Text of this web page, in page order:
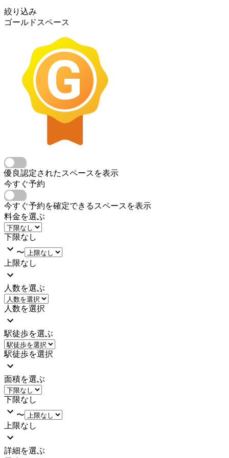
絞り込み
ゴールドスペース
優良認定されたスペースを表示
今すぐ予約
今すぐ予約を確定できるスペースを表示
料金を選ぶ
下限なし
〜
上限なし
人数を選ぶ
人数を選択
駅徒歩を選ぶ
駅徒歩を選択
面積を選ぶ
下限なし
〜
上限なし
詳細を選ぶ